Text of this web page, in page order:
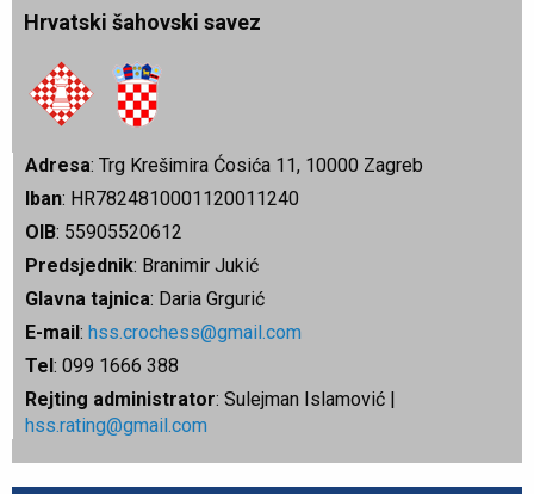
Hrvatski šahovski savez
Adresa: Trg Krešimira Ćosića 11, 10000 Zagreb
Iban: HR7824810001120011240
OIB: 55905520612
Predsjednik: Branimir Jukić
Glavna tajnica: Daria Grgurić
E-mail: hss.crochess@gmail.com
Tel: 099 1666 388
Rejting administrator: Sulejman Islamović |
hss.rating@gmail.com